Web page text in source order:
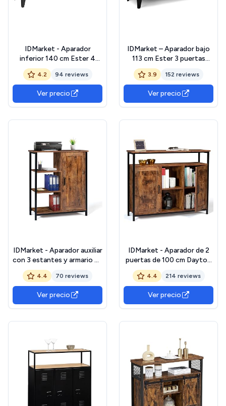
IDMarket - Aparador
inferior 140 cm Ester 4
puertas de metal negro y
bandeja madera diseño
industrial
4.2 94 reviews
Ver precio
IDMarket – Aparador bajo
113 cm Ester 3 puertas
metal negro bandeja
madera diseño industrial
3.9 152 reviews
Ver precio
IDMarket - Aparador auxiliar
con 3 estantes y armario de
70 cm Dayton efecto
envejecido, diseño
industrial
4.4 70 reviews
Ver precio
IDMarket - Aparador de 2
puertas de 100 cm Dayton
con estantes efecto
envejecido, diseño
industrial
4.4 214 reviews
Ver precio